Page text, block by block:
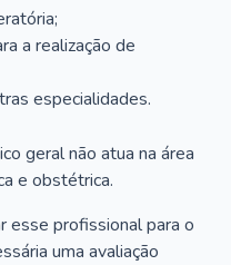
a realização de
especialidades.
geral não atua na área
e obstétrica.
esse profissional para o
uma avaliação